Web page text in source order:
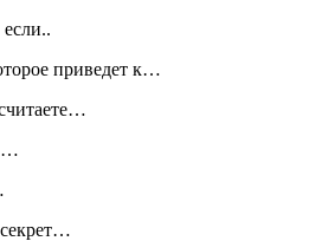
приведет к…
…